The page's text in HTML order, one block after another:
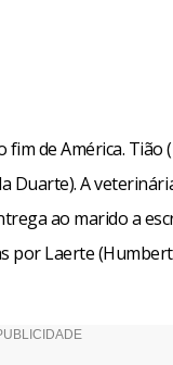
fim de América.
Duarte). A
ao marido a
por Laerte